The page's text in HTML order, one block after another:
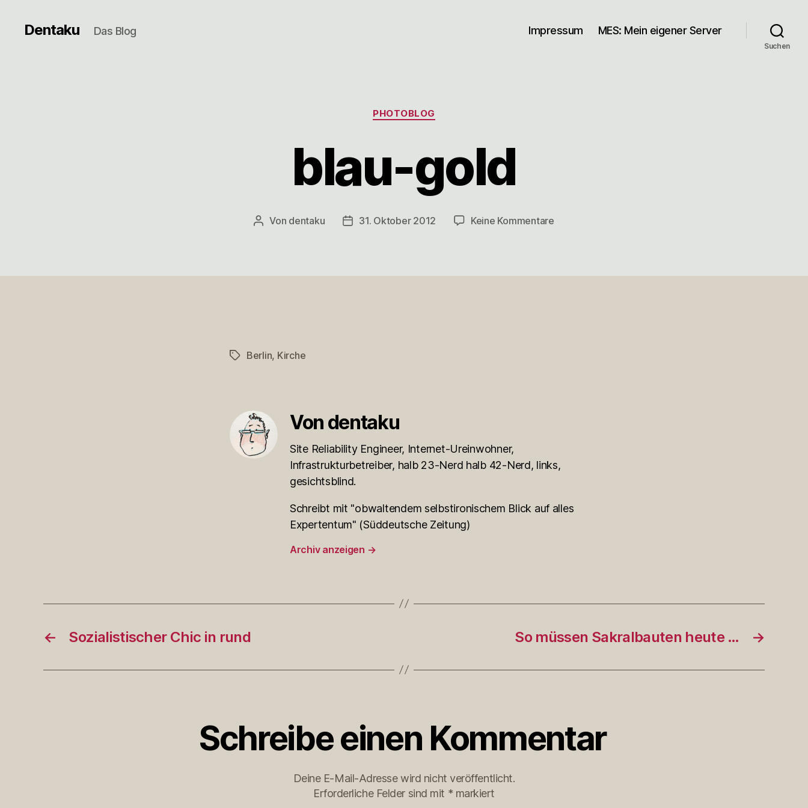
Dentaku Das Blog Impressum MES: Mein eigener Server
Suchen
Kategorien
PHOTOBLOG
blau-gold
Beitragsautor
Von dentaku Veröffentlichungsdatum
31. Oktober 2012 Keine Kommentarezu
Schlagwörter
Berlin, Kirche
Von dentaku
Site Reliability Engineer, Internet-Ureinwohner,
Infrastrukturbetreiber, halb 23-Nerd halb 42-Nerd, links,
gesichtsblind.
Schreibt mit "obwaltendem selbstironischem Blick auf alles
Expertentum" (Süddeutsche Zeitung)
Archiv anzeigen →
← Sozialistischer Chic in rund →
So müssen Sakralbauten heute …
Schreibe einen Kommentar
Deine E-Mail-Adresse wird nicht veröffentlicht.
Erforderliche Felder sind mit * markiert